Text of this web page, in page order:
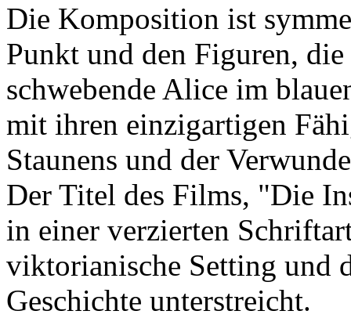
Die Komposition ist
Punkt und den Figuren,
schwebende Alice im
mit ihren einzigartigen
Staunens und der
Der Titel des Films, "Die
in einer verzierten
viktorianische Setting und
Geschichte unterstreicht.